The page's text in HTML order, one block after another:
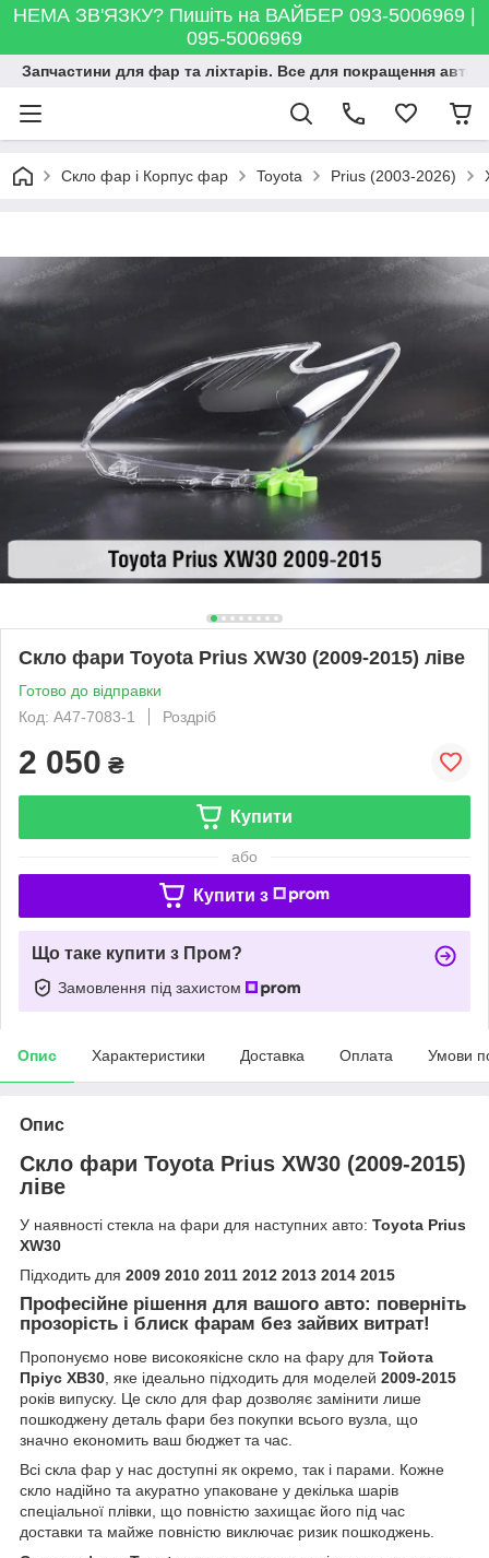
НЕМА ЗВ'ЯЗКУ? Пишіть на ВАЙБЕР 093-5006969 |
095-5006969
Запчастини для фар та ліхтарів. Все для покращення
Скло фар і Корпус фар Toyota Prius (2003-2026)
Скло фари Toyota Prius XW30 (2009-2015) ліве
Готово до відправки
Код: A47-7083-1
Роздріб
2 050 ₴
Купити
або
Купити з
Що таке купити з Пром?
Замовлення під захистом
Опис Характеристики Доставка Оплата Умови
Опис
Скло фари Toyota Prius XW30 (2009-2015)
ліве
У наявності стекла на фари для наступних авто: Toyota Prius
XW30
Підходить для 2009 2010 2011 2012 2013 2014 2015
Професійне рішення для вашого авто: поверніть
прозорість і блиск фарам без зайвих витрат!
Пропонуємо нове високоякісне скло на фару для Тойота
Пріус ХВ30, яке ідеально підходить для моделей 2009-2015
років випуску. Це скло для фар дозволяє замінити лише
пошкоджену деталь фари без покупки всього вузла, що
значно економить ваш бюджет та час.
Всі скла фар у нас доступні як окремо, так і парами. Кожне
скло надійно та акуратно упаковане у декілька шарів
спеціальної плівки, що повністю захищає його під час
доставки та майже повністю виключає ризик пошкоджень.